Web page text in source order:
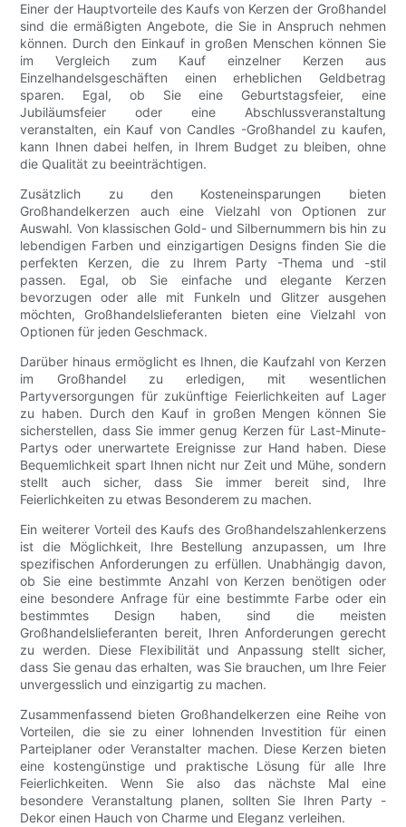
Einer der Hauptvorteile des Kaufs von Kerzen der Großhandel
sind die ermäßigten Angebote, die Sie in Anspruch nehmen
können. Durch den Einkauf in großen Menschen können Sie
im Vergleich zum Kauf einzelner Kerzen aus
Einzelhandelsgeschäften einen erheblichen Geldbetrag
sparen. Egal, ob Sie eine Geburtstagsfeier, eine
Jubiläumsfeier oder eine Abschlussveranstaltung
veranstalten, ein Kauf von Candles -Großhandel zu kaufen,
kann Ihnen dabei helfen, in Ihrem Budget zu bleiben, ohne
die Qualität zu beeinträchtigen.
Zusätzlich zu den Kosteneinsparungen bieten
Großhandelkerzen auch eine Vielzahl von Optionen zur
Auswahl. Von klassischen Gold- und Silbernummern bis hin zu
lebendigen Farben und einzigartigen Designs finden Sie die
perfekten Kerzen, die zu Ihrem Party -Thema und -stil
passen. Egal, ob Sie einfache und elegante Kerzen
bevorzugen oder alle mit Funkeln und Glitzer ausgehen
möchten, Großhandelslieferanten bieten eine Vielzahl von
Optionen für jeden Geschmack.
Darüber hinaus ermöglicht es Ihnen, die Kaufzahl von Kerzen
im Großhandel zu erledigen, mit wesentlichen
Partyversorgungen für zukünftige Feierlichkeiten auf Lager
zu haben. Durch den Kauf in großen Mengen können Sie
sicherstellen, dass Sie immer genug Kerzen für Last-Minute-
Partys oder unerwartete Ereignisse zur Hand haben. Diese
Bequemlichkeit spart Ihnen nicht nur Zeit und Mühe, sondern
stellt auch sicher, dass Sie immer bereit sind, Ihre
Feierlichkeiten zu etwas Besonderem zu machen.
Ein weiterer Vorteil des Kaufs des Großhandelszahlenkerzens
ist die Möglichkeit, Ihre Bestellung anzupassen, um Ihre
spezifischen Anforderungen zu erfüllen. Unabhängig davon,
ob Sie eine bestimmte Anzahl von Kerzen benötigen oder
eine besondere Anfrage für eine bestimmte Farbe oder ein
bestimmtes Design haben, sind die meisten
Großhandelslieferanten bereit, Ihren Anforderungen gerecht
zu werden. Diese Flexibilität und Anpassung stellt sicher,
dass Sie genau das erhalten, was Sie brauchen, um Ihre Feier
unvergesslich und einzigartig zu machen.
Zusammenfassend bieten Großhandelkerzen eine Reihe von
Vorteilen, die sie zu einer lohnenden Investition für einen
Parteiplaner oder Veranstalter machen. Diese Kerzen bieten
eine kostengünstige und praktische Lösung für alle Ihre
Feierlichkeiten. Wenn Sie also das nächste Mal eine
besondere Veranstaltung planen, sollten Sie Ihren Party -
Dekor einen Hauch von Charme und Eleganz verleihen.